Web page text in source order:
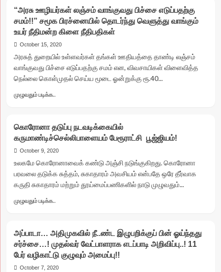
அதிமுகவுக்கு
மு.க.
ஸ்டாலின்
அழைப்பு
“தமிழகத்தில்
நடப்பது
மக்களாட்சியா..?
ஆளுநர்
ஆட்சியா..?”
என்றும்
பாராமல்
பாமக
ராமதாஸ்
என்ன
காரணம்?
“அரசு ஊழியர்கள் லஞ்சம் வாங்குவது பிச்சை எடுப்பதற்கு
சமம்!!” சமூக பிரச்னையில் தொடர்ந்து வெளுத்து வாங்கும்
உயர் நீதிமன்ற கிளை நீதிபதிகள்
October 15, 2020
அரசுத் துறையில் உள்ளவர்கள் தங்கள் ஊதியத்தை தாண்டி லஞ்சம்
வாங்குவது பிச்சை எடுப்பதற்கு சமம் என, விவசாயிகள் விளைவித்த
நெல்லை கொள்முதல் செய்ய மூடை ஓன்றுக்கு ரூ.40...
முழுவதும் படிக்க..
“அரசு
ஊழியர்கள்
லஞ்சம்
வாங்குவது
சமம்!!”
சமூக
உயர்
நீதிமன்ற
கிளை
நீதிபதிகள்
கொரோனா தடுப்பு நடவடிக்கையில்
கருமாண்டிச்செல்லிபாளையம் பேரூராட்சி பூஜ்ஜியம்!
October 9, 2020
உலகமே கொரோனாவைக் கண்டு அஞ்சி நடுங்குகிறது. கொரோனா
பரவலை தடுக்க சுத்தம், சுகாதாரம் அவசியம் என்பதே ஒரே தீர்வாக
கருதி சுகாதாரம் மற்றும் தூய்மைப்பணிகளில் நாடு முழுவதும்...
முழுவதும் படிக்க..
தடுப்பு
நடவடிக்கையில்
கருமாண்டிச்செல்லிபாளையம்
பேரூராட்சி
அப்பாடா… அதிமுகவில் நீ..ண்ட இழுபறிக்குப் பின் ஓய்ந்தது
சர்ச்சை…! முதல்வர் வேட்பாளராக எடப்பாடி அறிவிப்பு..! 11
பேர் வழிகாட்டு குழுவும் அமைப்பு!!
October 7, 2020